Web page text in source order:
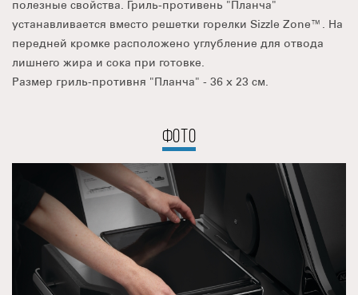
полезные свойства. Гриль-противень "Планча"
устанавливается вместо решетки горелки Sizzle Zone™. На
передней кромке расположено углубление для отвода
лишнего жира и сока при готовке.
Размер гриль-противня "Планча" - 36 х 23 см.
ФОТО